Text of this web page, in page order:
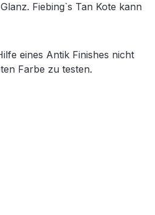
Fiebing`s Tan Kote kann
eines Antik Finishes nicht
Farbe zu testen.